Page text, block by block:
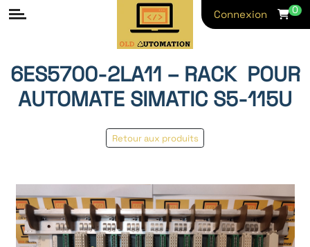
Connexion 0
6ES5700‑2LA11 – RACK POUR
AUTOMATE SIMATIC S5‑115U
Retour aux produits